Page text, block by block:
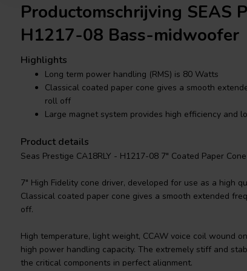
Productomschrijving SEAS
H1217-08 Bass-midwoofer
Highlights
Long term power handling (RMS) is 80 Watts
Classical coated paper cone gives a smooth
roll off
Large magnet system provides high efficiency and
Product details
Seas Prestige CA18RLY - H1217-08 7" Coated Paper
7" High Fidelity cone driver, developed for use as a high
Classical coated paper cone gives a smooth extended
off.
High temperature, light weight, CCAW voice coil wound
high power handling capacity. The extremely stiff and
the critical components in perfect alignment.